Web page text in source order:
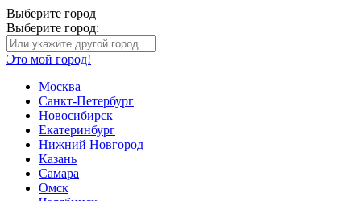
Выберите город
Выберите город:
Это мой город!
Москва
Санкт-Петербург
Новосибирск
Екатеринбург
Нижний Новгород
Казань
Самара
Омск